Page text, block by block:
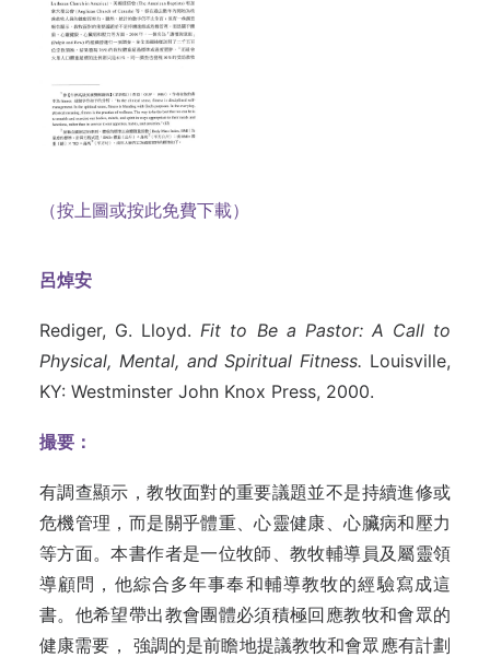
（按上圖或按此免費下載）
呂焯安
Rediger, G. Lloyd.Fit to Be a Pastor: A Call to
Physical, Mental, and Spiritual Fitness. Louisville,
KY: Westminster John Knox Press, 2000.
撮要：
有調查顯示，教牧面對的重要議題並不是持續進修或
危機管理，而是關乎體重、心靈健康、心臟病和壓力
等方面。本書作者是一位牧師、教牧輔導員及屬靈領
導顧問，他綜合多年事奉和輔導教牧的經驗寫成這
書。他希望帶出教會團體必須積極回應教牧和會眾的
健康需要， 強調的是前瞻地提議教牧和會眾應有計劃